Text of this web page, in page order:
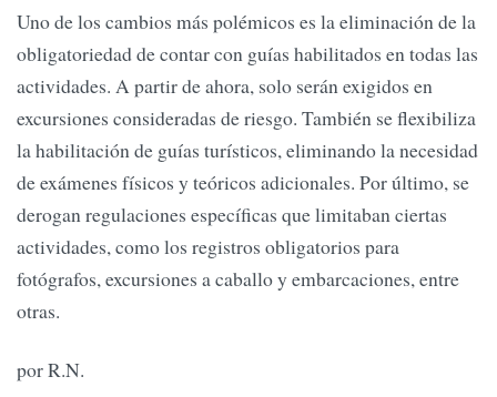
Uno de los cambios más polémicos es la eliminación de la
obligatoriedad de contar con guías habilitados en todas las
actividades. A partir de ahora, solo serán exigidos en
excursiones consideradas de riesgo. También se flexibiliza
la habilitación de guías turísticos, eliminando la necesidad
de exámenes físicos y teóricos adicionales. Por último, se
derogan regulaciones específicas que limitaban ciertas
actividades, como los registros obligatorios para
fotógrafos, excursiones a caballo y embarcaciones, entre
otras.
por R.N.